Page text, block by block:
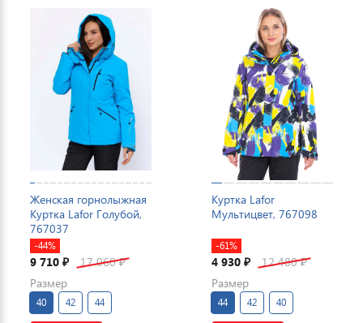
Женская горнолыжная
Куртка Lafor Голубой,
767037
-44%
9 710 ₽ 17 060₽
Размер
40 42 44
Куртка Lafor
Мультицвет, 767098
-61%
4 930 ₽ 12 480₽
Размер
44 42 40